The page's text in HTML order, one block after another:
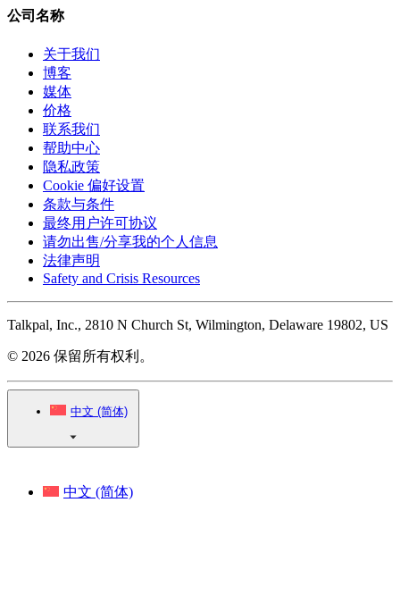
公司名称
关于我们
博客
媒体
价格
联系我们
帮助中心
隐私政策
Cookie 偏好设置
条款与条件
最终用户许可协议
请勿出售/分享我的个人信息
法律声明
Safety and Crisis Resources
Talkpal, Inc., 2810 N Church St, Wilmington, Delaware 19802, US
© 2026 保留所有权利。
中文 (简体)
中文 (简体)